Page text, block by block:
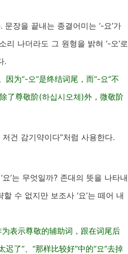
문장을 끝내는 종결어미는 ‘-요’가
리 나더라도 그 원형을 밝혀 ‘-오’로
.
因为“-오”是终结词尾，而“-요”不
了尊敬阶(하십시오체)外，微敬阶
건 감기약이다”처럼 사용한다.
’는 무엇일까? 존대의 뜻을 나타내
수 없지만 보조사 ‘요’는 떼어 내
为表示尊敬的辅助词，跟在词尾后
了”、“那样比较好”中的“요”去掉